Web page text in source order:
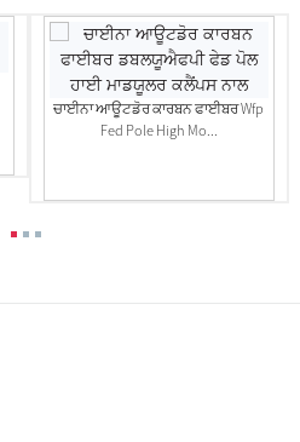
ਚਾਈਨਾ ਆਊਟਡੋਰ ਕਾਰਬਨ ਫਾਈਬਰ Wfp
Fed Pole High Mo...